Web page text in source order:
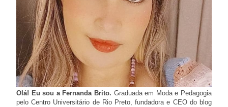
Olá! Eu sou a Fernanda Brito. Graduada em Moda e Pedagogia
pelo Centro Universitário de Rio Preto, fundadora e CEO do blog